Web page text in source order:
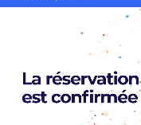
Adult only